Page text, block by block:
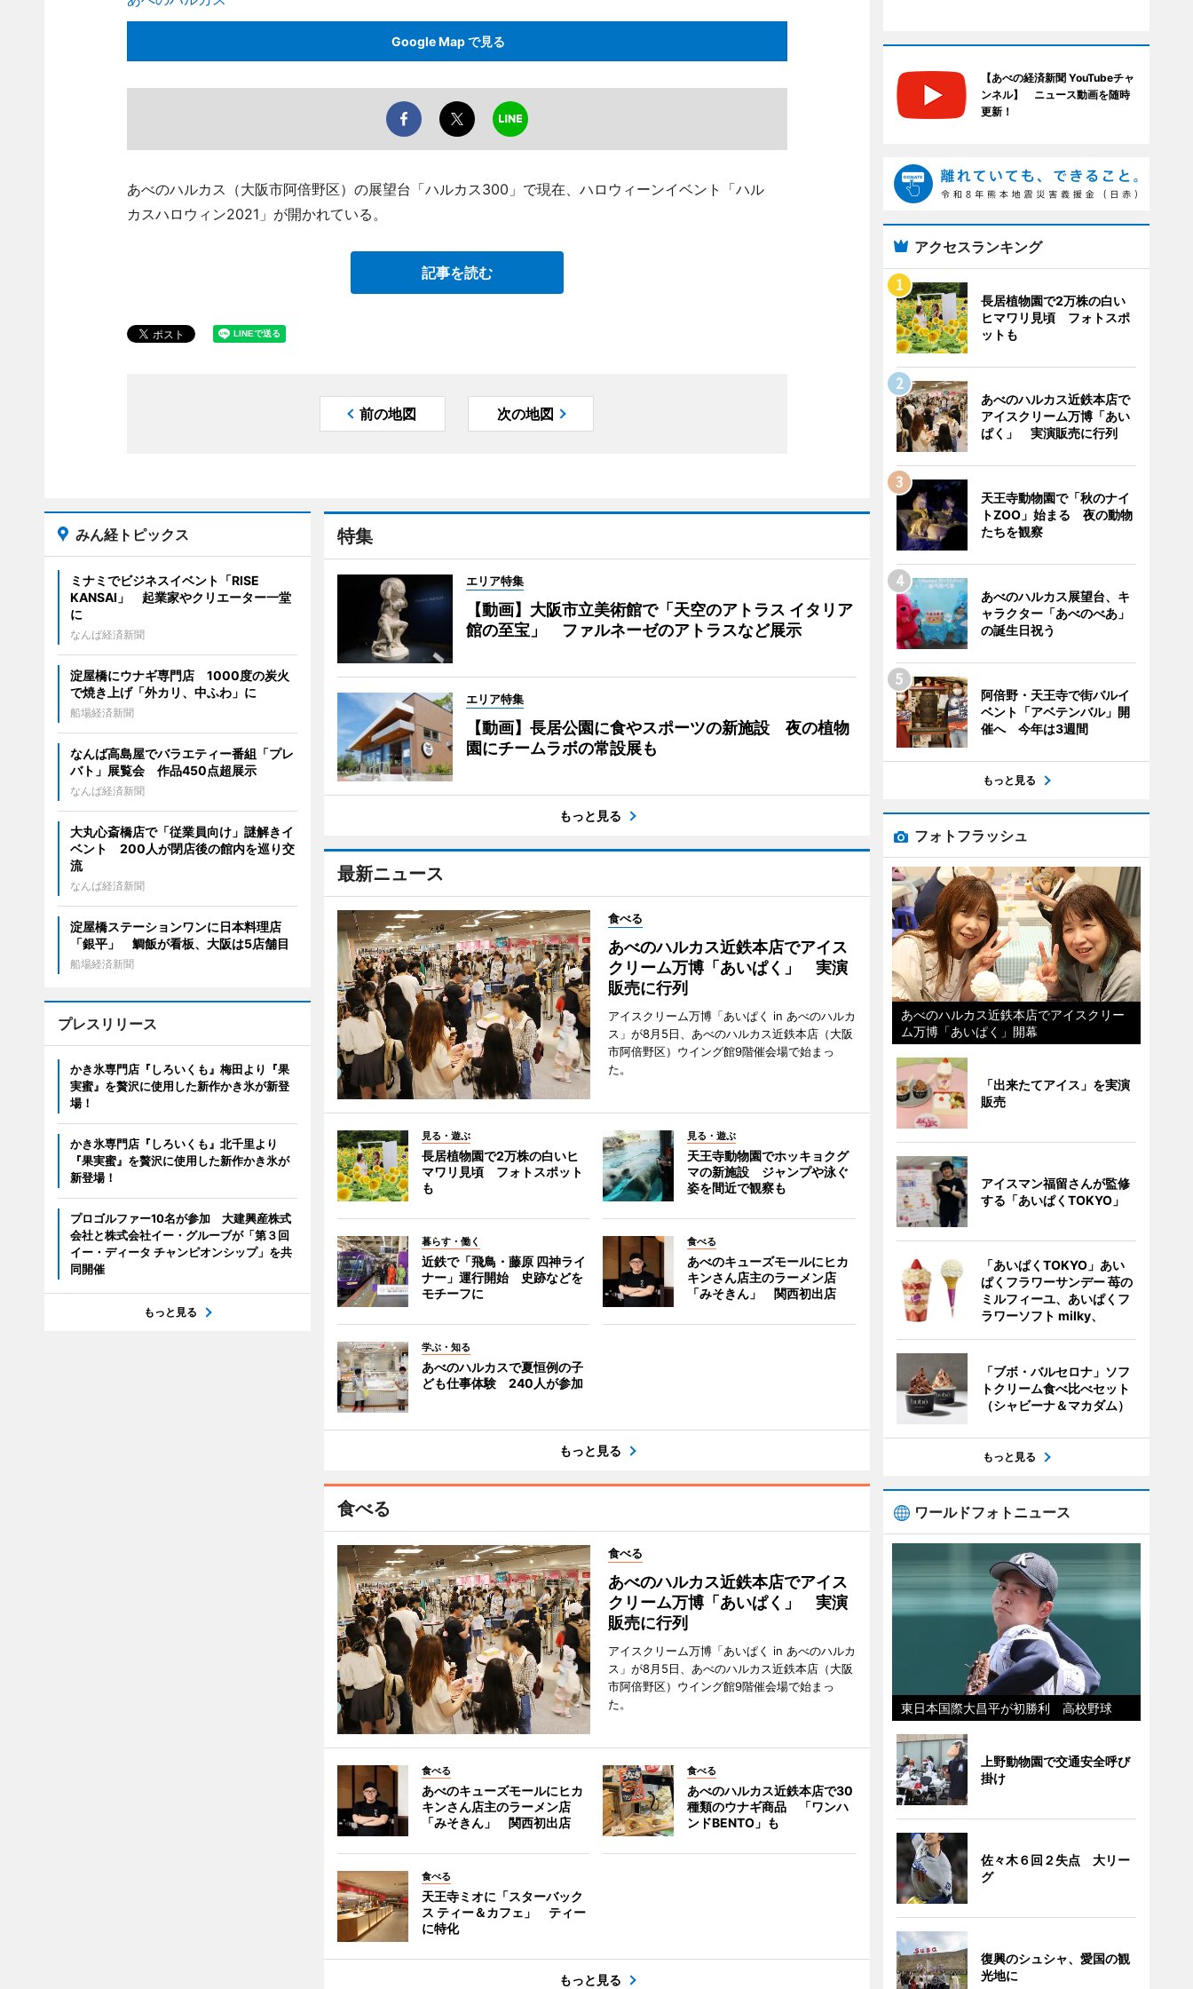
Google Map で見る
あべのハルカス（大阪市阿倍野区）の展望台「ハルカス300」で現在、ハロウィーンイベント「ハル
カスハロウィン2021」が開かれている。
記事を読む
前の地図 次の地図
特集
エリア特集
【動画】大阪市立美術館で「天空のアトラス イタリア
館の至宝」 ファルネーゼのアトラスなど展示
エリア特集
【動画】長居公園に食やスポーツの新施設 夜の植物
園にチームラボの常設展も
もっと見る
最新ニュース
食べる
あべのハルカス近鉄本店でアイス
クリーム万博「あいぱく」 実演
販売に行列
アイスクリーム万博「あいぱく in あべのハルカ
ス」が8月5日、あべのハルカス近鉄本店（大阪
市阿倍野区）ウイング館9階催会場で始まっ
た。
見る・遊ぶ
長居植物園で2万株の白いヒ
マワリ見頃 フォトスポット
も
見る・遊ぶ
天王寺動物園でホッキョクグ
マの新施設 ジャンプや泳ぐ
姿を間近で観察も
暮らす・働く
近鉄で「飛鳥・藤原 四神ライ
ナー」運行開始 史跡などを
モチーフに
食べる
あべのキューズモールにヒカ
キンさん店主のラーメン店
「みそきん」 関西初出店
学ぶ・知る
あべのハルカスで夏恒例の子
ども仕事体験 240人が参加
もっと見る
食べる
食べる
あべのハルカス近鉄本店でアイス
クリーム万博「あいぱく」 実演
販売に行列
アイスクリーム万博「あいぱく in あべのハルカ
ス」が8月5日、あべのハルカス近鉄本店（大阪
市阿倍野区）ウイング館9階催会場で始まっ
た。
食べる
あべのキューズモールにヒカ
キンさん店主のラーメン店
「みそきん」 関西初出店
食べる
あべのハルカス近鉄本店で30
種類のウナギ商品 「ワンハ
ンドBENTO」も
食べる
天王寺ミオに「スターバック
ス ティー＆カフェ」 ティー
に特化
もっと見る
みん経トピックス
ミナミでビジネスイベント「RISE
KANSAI」 起業家やクリエーター一堂
に
なんば経済新聞
淀屋橋にウナギ専門店 1000度の炭火
で焼き上げ「外カリ、中ふわ」に
船場経済新聞
なんば高島屋でバラエティー番組「プレ
バト」展覧会 作品450点超展示
なんば経済新聞
大丸心斎橋店で「従業員向け」謎解きイ
ベント 200人が閉店後の館内を巡り交
流
なんば経済新聞
淀屋橋ステーションワンに日本料理店
「銀平」 鯛飯が看板、大阪は5店舗目
船場経済新聞
プレスリリース
かき氷専門店『しろいくも』梅田より『果
実蜜』を贅沢に使用した新作かき氷が新登
場！
かき氷専門店『しろいくも』北千里より
『果実蜜』を贅沢に使用した新作かき氷が
新登場！
プロゴルファー10名が参加 大建興産株式
会社と株式会社イー・グルーブが「第３回
イー・ディータ チャンピオンシップ」を共
同開催
もっと見る
【あべの経済新聞 YouTubeチャ
ンネル】 ニュース動画を随時
更新！
アクセスランキング
長居植物園で2万株の白い
ヒマワリ見頃 フォトスポ
ットも
あべのハルカス近鉄本店で
アイスクリーム万博「あい
ぱく」 実演販売に行列
天王寺動物園で「秋のナイ
トZOO」始まる 夜の動物
たちを観察
あべのハルカス展望台、キ
ャラクター「あべのべあ」
の誕生日祝う
阿倍野・天王寺で街バルイ
ベント「アベテンバル」開
催へ 今年は3週間
もっと見る
フォトフラッシュ
あべのハルカス近鉄本店でアイスクリー
ム万博「あいぱく」開幕
「出来たてアイス」を実演
販売
アイスマン福留さんが監修
する「あいぱくTOKYO」
「あいぱくTOKYO」あい
ぱくフラワーサンデー 苺の
ミルフィーユ、あいぱくフ
ラワーソフト milky、
「ブボ・バルセロナ」ソフ
トクリーム食べ比べセット
（シャビーナ＆マカダム）
もっと見る
ワールドフォトニュース
東日本国際大昌平が初勝利 高校野球
上野動物園で交通安全呼び
掛け
佐々木６回２失点 大リー
グ
復興のシュシャ、愛国の観
光地に